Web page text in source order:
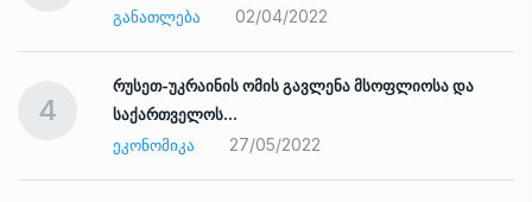
ᲒᲐᲜᲐᲗᲚᲔᲑᲐ
02/04/2022
4
რუსეთ-უკრაინის ომის გავლენა მსოფლიოსა და
საქართველოს…
ᲔᲙᲝᲜᲝᲛᲘᲙᲐ
27/05/2022